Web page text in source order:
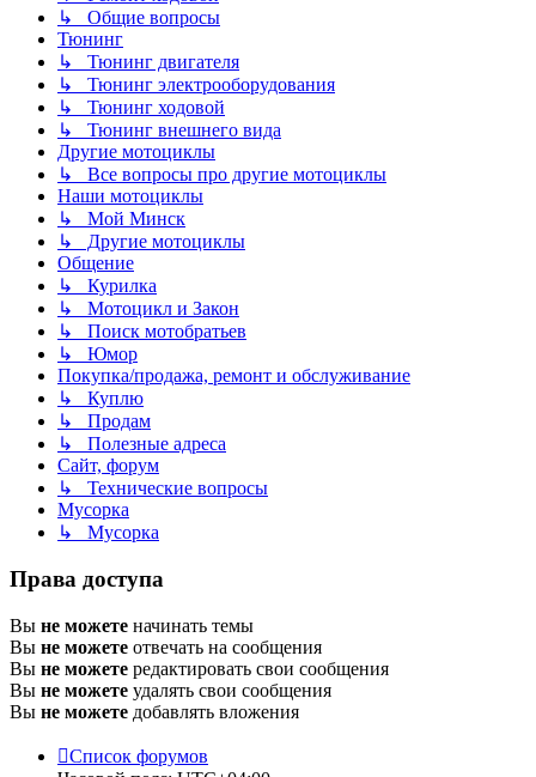
↳ Общие вопросы
Тюнинг
↳ Тюнинг двигателя
↳ Тюнинг электрооборудования
↳ Тюнинг ходовой
↳ Тюнинг внешнего вида
Другие мотоциклы
↳ Все вопросы про другие мотоциклы
Наши мотоциклы
↳ Мой Минск
↳ Другие мотоциклы
Общение
↳ Курилка
↳ Мотоцикл и Закон
↳ Поиск мотобратьев
↳ Юмор
Покупка/продажа, ремонт и обслуживание
↳ Куплю
↳ Продам
↳ Полезные адреса
Сайт, форум
↳ Технические вопросы
Мусорка
↳ Мусорка
Права доступа
Вы не можете начинать темы
Вы не можете отвечать на сообщения
Вы не можете редактировать свои сообщения
Вы не можете удалять свои сообщения
Вы не можете добавлять вложения
Список форумов